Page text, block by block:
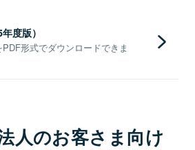
度版）
形式でダウンロードできま
人のお客さま向け